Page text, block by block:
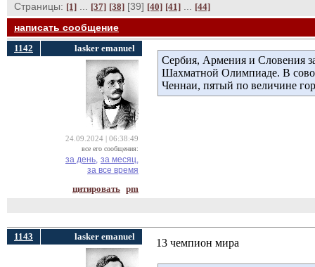
Страницы: [1] [37] [38] [39] [40] [41] [44]
написать сообщение
1142 lasker emanuel
24.09.2024 | 06:38:49
все его сообщения:
за день, за месяц,
за все время
цитировать pm
Сербия, Армения и Словения
Шахматной Олимпиаде. В
Ченнаи, пятый по величине
1143 lasker emanuel
13 чемпион мира